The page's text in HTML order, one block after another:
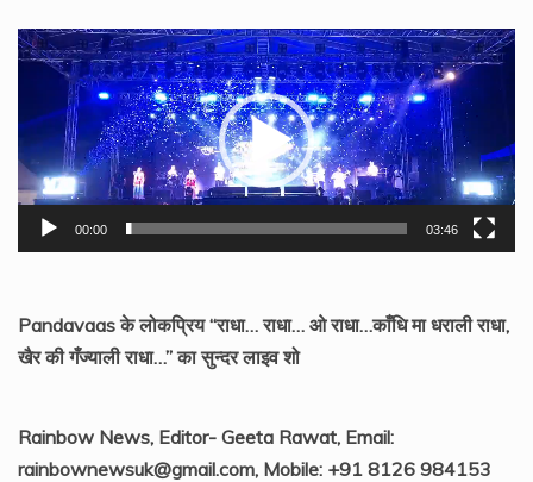
Video
Player
00:00 03:46
Pandavaas के लोकप्रिय “राधा… राधा… ओ राधा…काँधि मा धराली राधा,
खैर की गँज्याली राधा…” का सुन्दर लाइव शो
Rainbow News, Editor- Geeta Rawat, Email:
rainbownewsuk@gmail.com, Mobile: +91 8126 984153